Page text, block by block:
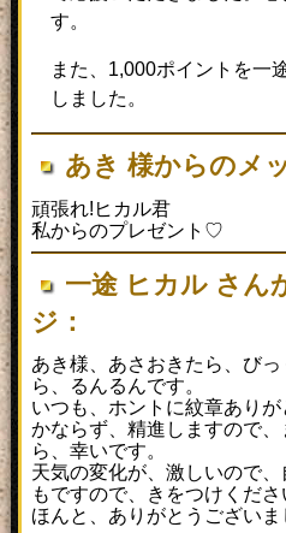
す。
また、1,000ポイントを一
しました。
あき 様からのメ
頑張れ!ヒカル君
私からのプレゼント♡
一途 ヒカル さん
ジ：
あき様、あさおきたら、び
ら、るんるんです。
いつも、ホントに紋章ありが
かならず、精進しますので
ら、幸いです。
天気の変化が、激しいので
もですので、きをつけくだ
ほんと、ありがとうございま